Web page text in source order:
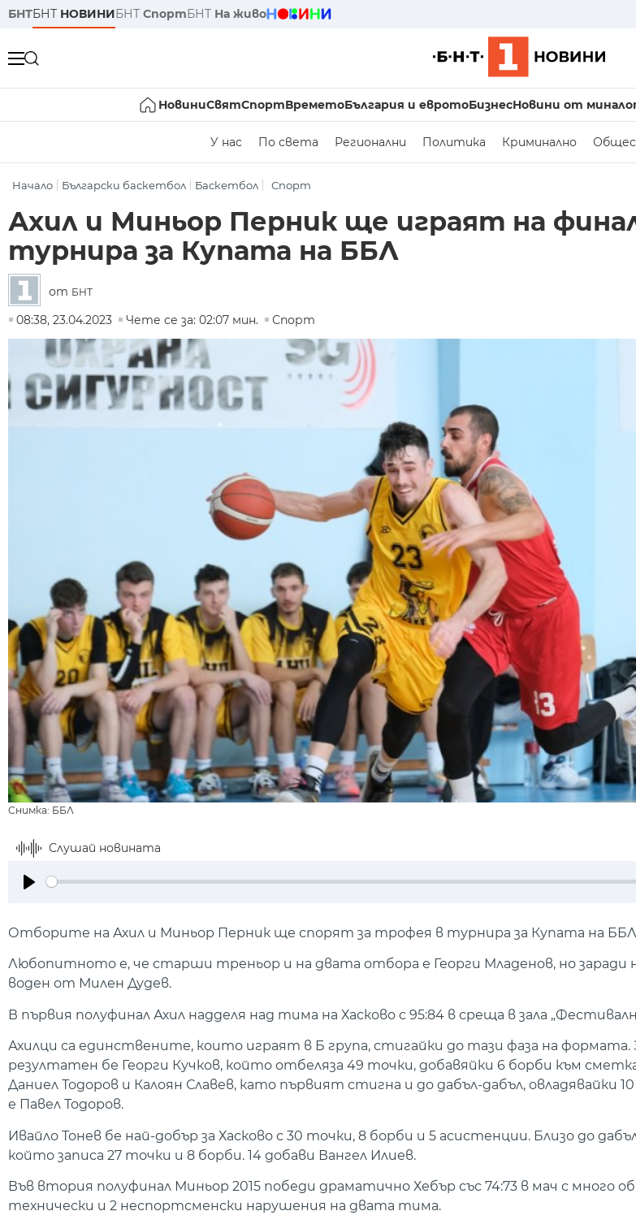
БНТБНТ НОВИНИБНТ СпортБНТ На живо
НовиниСвятСпортВреметоБългария и евротоБизнесНовини от
У нас По света Регионални Политика Криминално
Начало Български баскетбол Баскетбол Спорт
Ахил и Миньор Перник ще играят на
турнира за Купата на ББЛ
от БНТ
08:38, 23.04.2023
Чете се за: 02:07 мин. Спорт
Снимка: ББЛ
Слушай новината
Отборите на Ахил и Миньор Перник ще спорят за трофея в турнира за Купата на
Любопитното е, че старши треньор и на двата отбора е Георги Младенов, но заради
воден от Милен Дудев.
В първия полуфинал Ахил надделя над тима на Хасково с 95:84 в среща в зала
Ахилци са единствените, които играят в Б група, стигайки до тази фаза на формата.
резултатен бе Георги Кучков, който отбеляза 49 точки, добавяйки 6 борби към
Даниел Тодоров и Калоян Славев, като първият стигна и до дабъл-дабъл, овладявайки
е Павел Тодоров.
Ивайло Тонев бе най-добър за Хасково с 30 точки, 8 борби и 5 асистенции. Близо до
който записа 27 точки и 8 борби. 14 добави Вангел Илиев.
Във втория полуфинал Миньор 2015 победи драматично Хебър със 74:73 в мач с много
технически и 2 неспортсменски нарушения на двата тима.